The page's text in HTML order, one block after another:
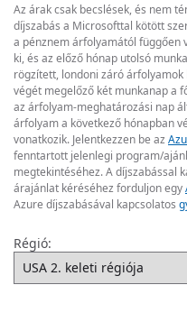
Az árak csak becslések, és nem
díjszabás a Microsofttal kötött
a pénznem árfolyamától függően
ki, és az előző hónap utolsó
rögzített, londoni záró
végét megelőző két munkanap a
az árfolyam-meghatározási nap
árfolyam a következő hónapban
vonatkozik. Jelentkezzen be az
fenntartott jelenlegi program/
megtekintéséhez. A díjszabással
árajánlat kéréséhez forduljon egy
Azure díjszabásával kapcsolatos
Régió: